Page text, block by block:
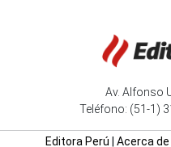
Av. Alfonso
Teléfono: (51-1)
Editora Perú Acerca de